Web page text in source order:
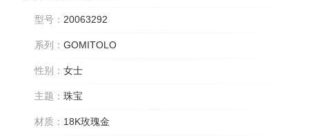
型号： 20063292
系列： GOMITOLO
性别： 女士
主题： 珠宝
材质： 18K玫瑰金